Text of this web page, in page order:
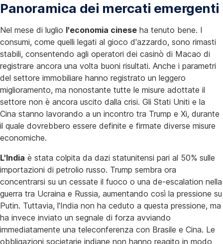
Panoramica dei mercati emergenti
Nel mese di luglio l'economia cinese ha tenuto bene. I
consumi, come quelli legati al gioco d'azzardo, sono rimasti
stabili, consentendo agli operatori dei casinò di Macao di
registrare ancora una volta buoni risultati. Anche i parametri
del settore immobiliare hanno registrato un leggero
miglioramento, ma nonostante tutte le misure adottate il
settore non è ancora uscito dalla crisi. Gli Stati Uniti e la
Cina stanno lavorando a un incontro tra Trump e Xi, durante
il quale dovrebbero essere definite e firmate diverse misure
economiche.
L'India è stata colpita da dazi statunitensi pari al 50% sulle
importazioni di petrolio russo. Trump sembra ora
concentrarsi su un cessate il fuoco o una de-escalation nella
guerra tra Ucraina e Russia, aumentando così la pressione su
Putin. Tuttavia, l'India non ha ceduto a questa pressione, ma
ha invece inviato un segnale di forza avviando
immediatamente una teleconferenza con Brasile e Cina. Le
obbligazioni societarie indiane non hanno reagito in modo